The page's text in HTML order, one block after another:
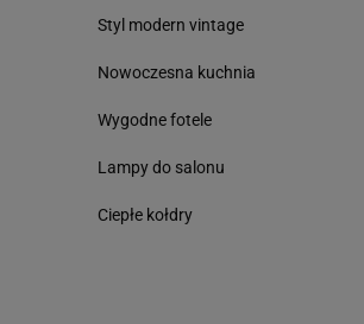
Styl modern vintage
Nowoczesna kuchnia
Wygodne fotele
Lampy do salonu
Ciepłe kołdry